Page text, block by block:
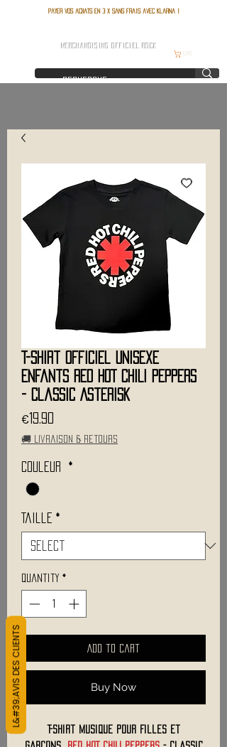
Payer vos achats en 3 x sans frais avec Klarna !
MERCHANDISING OFFICIEL ROCK
T-Shirt Officiel Unisexe
Enfants RED HOT CHILI PEPPERS
- Classic Asterisk
€19.90
🚚 Livraison & retours
Couleur *
Taille *
Quantity *
Add to Cart
Buy Now
T-Shirt Musique Pour Filles et
L&#39;AVIS DES CLIENTS